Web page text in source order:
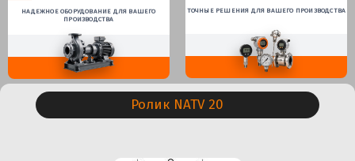
НАДЕЖНОЕ ОБОРУДОВАНИЕ ДЛЯ ВАШЕГО
ПРОИЗВОДСТВА
ТОЧНЫЕ РЕШЕНИЯ ДЛЯ ВАШЕГО ПРОИЗВОДСТВА
Ролик NATV 20